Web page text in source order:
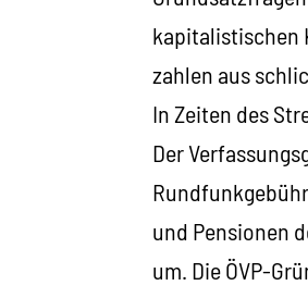
kapitalistischen
zahlen aus
In Zeiten des
Der
und Pensionen
um. Die ÖVP-